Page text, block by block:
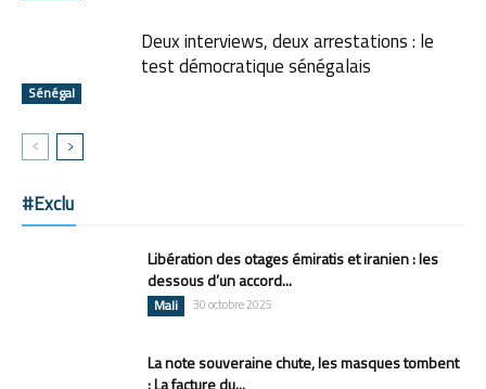
Sénégal
Deux interviews, deux arrestations : le
test démocratique sénégalais
#Exclu
Libération des otages émiratis et iranien : les
dessous d’un accord...
Mali 30 octobre 2025
La note souveraine chute, les masques tombent
: La facture du...